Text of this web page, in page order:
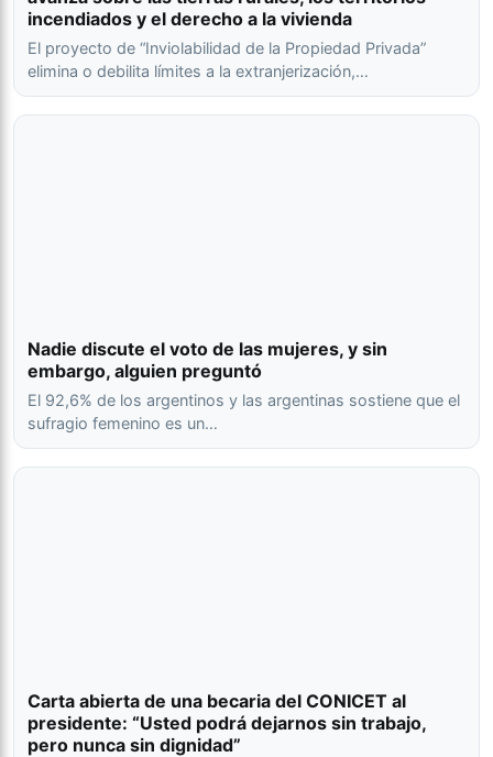
incendiados y el derecho a la vivienda
El proyecto de “Inviolabilidad de la Propiedad Privada”
elimina o debilita límites a la extranjerización,…
Nadie discute el voto de las mujeres, y sin
embargo, alguien preguntó
El 92,6% de los argentinos y las argentinas sostiene que el
sufragio femenino es un…
Carta abierta de una becaria del CONICET al
presidente: “Usted podrá dejarnos sin trabajo,
pero nunca sin dignidad”